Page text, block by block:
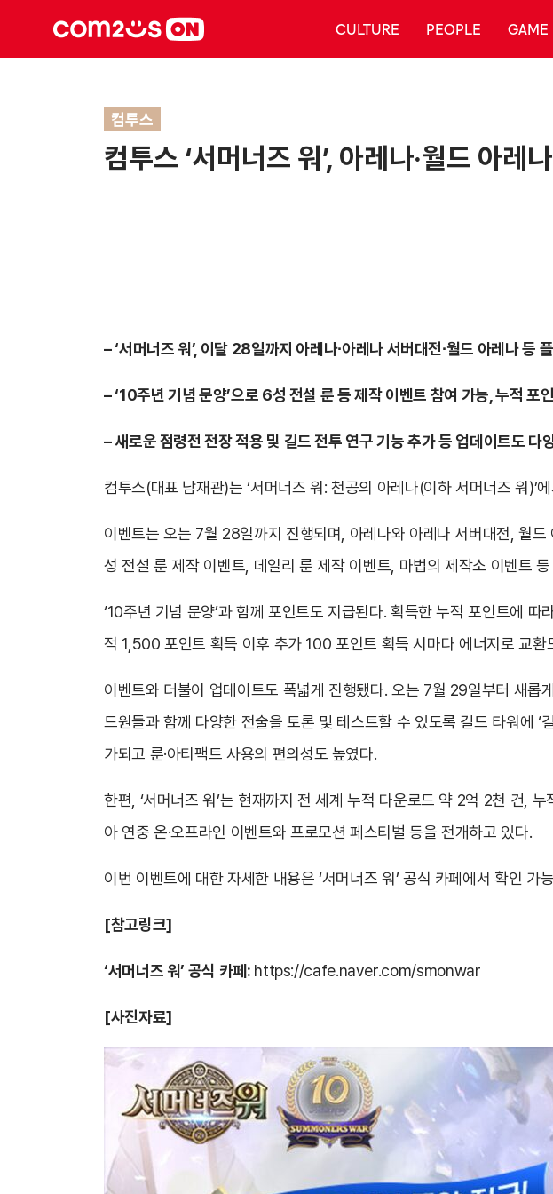
CULTURE PEOPLE GAME
컴투스
컴투스 ‘서머너즈 워’, 아레나·월드 아
– ‘서머너즈 워’, 이달 28일까지 아레나∙아레나 서버대전∙월드 아레나 등
– ‘10주년 기념 문양’으로 6성 전설 룬 등 제작 이벤트 참여 가능, 누적 포
– 새로운 점령전 전장 적용 및 길드 전투 연구 기능 추가 등 업데이트도 다
컴투스(대표 남재관)는 ‘서머너즈 워: 천공의 아레나(이하 서머너즈 워)’
이벤트는 오는 7월 28일까지 진행되며, 아레나와 아레나 서버대전, 월
성 전설 룬 제작 이벤트, 데일리 룬 제작 이벤트, 마법의 제작소 이벤트
‘10주년 기념 문양’과 함께 포인트도 지급된다. 획득한 누적 포인트에
적 1,500 포인트 획득 이후 추가 100 포인트 획득 시마다 에너지로 교환
이벤트와 더불어 업데이트도 폭넓게 진행됐다. 오는 7월 29일부터 새
드원들과 함께 다양한 전술을 토론 및 테스트할 수 있도록 길드 타워에 ‘
가되고 룬·아티팩트 사용의 편의성도 높였다.
한편, ‘서머너즈 워’는 현재까지 전 세계 누적 다운로드 약 2억 2천 건,
아 연중 온·오프라인 이벤트와 프로모션 페스티벌 등을 전개하고 있다.
이번 이벤트에 대한 자세한 내용은 ‘서머너즈 워’ 공식 카페에서 확인 가
[참고링크]
‘서머너즈 워’ 공식 카페: https://cafe.naver.com/smonwar
[사진자료]